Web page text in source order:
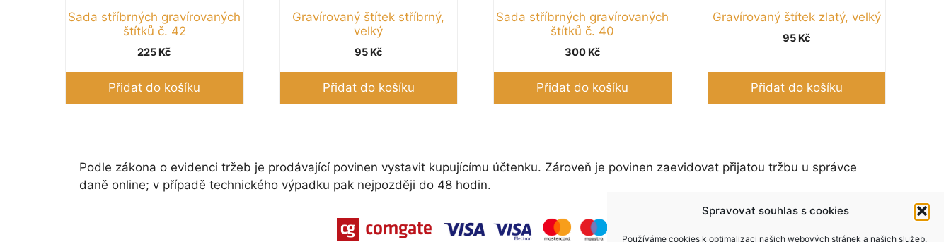
Spravovat souhlas s cookies
Používáme cookies k optimalizaci našich webových stránek a našich služeb.
Sada stříbrných gravírovaných
štítků č. 42
225 Kč
Přidat do košíku
Gravírovaný štítek stříbrný,
velký
95 Kč
Přidat do košíku
Sada stříbrných gravírovaných
štítků č. 40
300 Kč
Přidat do košíku
Gravírovaný štítek zlatý, velký
95 Kč
Přidat do košíku
Podle zákona o evidenci tržeb je prodávající povinen vystavit kupujícímu účtenku. Zároveň je povinen zaevidovat přijatou tržbu u správce
daně online; v případě technického výpadku pak nejpozději do 48 hodin.